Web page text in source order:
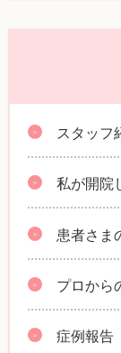
スタッフ
私が開院
患者さま
プロから
症例報告